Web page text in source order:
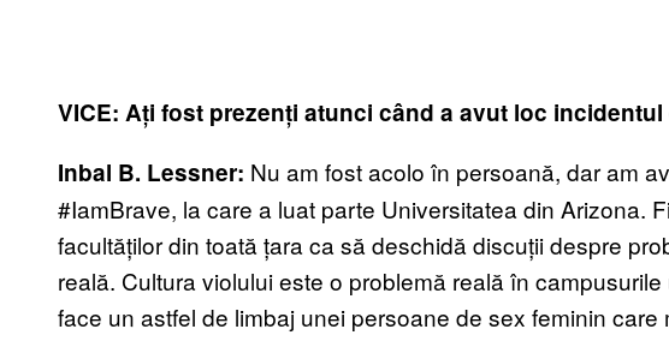
VICE: Ați fost prezenți atunci când a avut loc
Inbal B. Lessner: Nu am fost acolo în persoană, dar am
#IamBrave, la care a luat parte Universitatea din Arizona.
facultăților din toată țara ca să deschidă discuții despre
reală. Cultura violului este o problemă reală în
face un astfel de limbaj unei persoane de sex feminin care